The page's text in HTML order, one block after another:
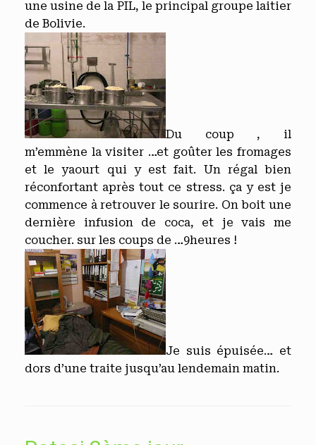
une usine de la PIL, le principal groupe laitier
de Bolivie.
Du coup , il
m’emmène la visiter …et goûter les fromages
et le yaourt qui y est fait. Un régal bien
réconfortant après tout ce stress. ça y est je
commence à retrouver le sourire. On boit une
dernière infusion de coca, et je vais me
coucher. sur les coups de …9heures !
Je suis épuisée… et
dors d’une traite jusqu’au lendemain matin.